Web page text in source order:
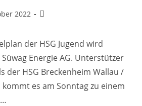
2022
der HSG Jugend wird
Energie AG. Unterstützer
der HSG Breckenheim Wallau /
es am Sonntag zu einem